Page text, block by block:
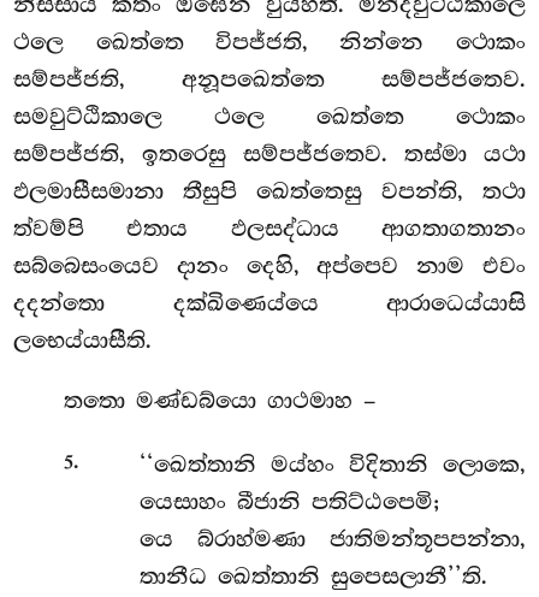
ථලෙ ඛෙත්තෙ විපජ්ජති, නින්නෙ ථොකං
සම්පජ්ජති, අනූපඛෙත්තෙ සම්පජ්ජතෙව.
සමවුට්ඨිකාලෙ ථලෙ ඛෙත්තෙ ථොකං
සම්පජ්ජති, ඉතරෙසු සම්පජ්ජතෙව. තස්මා යථා
ඵලමාසීසමානා තීසුපි ඛෙත්තෙසු වපන්ති, තථා
ත්වම්පි එතාය ඵලසද්ධාය ආගතාගතානං
සබ්බෙසංයෙව දානං දෙහි, අප්පෙව නාම එවං
දදන්තො දක්ඛිණෙය්යෙ ආරාධෙය්යාසි
ලභෙය්යාසීති.
තතොමණ්ඩබ්යො ගාථමාහ –
5.
‘‘ඛෙත්තානි මය්හං විදිතානි ලොකෙ,
යෙසාහං බීජානි පතිට්ඨපෙමි;
යෙ බ්රාහ්මණා ජාතිමන්තූපපන්නා,
තානීධ ඛෙත්තානි සුපෙසලානී’’ති.